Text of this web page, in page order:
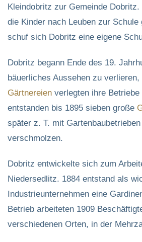
Kleindobritz zur Gemeinde
die Kinder nach Leuben zur Schule
schuf sich Dobritz eine eigene
Dobritz begann Ende des 19.
bäuerliches Aussehen zu
Gärtnereien verlegten ihre Betriebe
entstanden bis 1895 sieben große
später z. T. mit
verschmolzen.
Dobritz entwickelte sich zum
Niedersedlitz. 1884 entstand als
Industrieunternehmen eine
Betrieb arbeiteten 1909
verschiedenen Orten, in der